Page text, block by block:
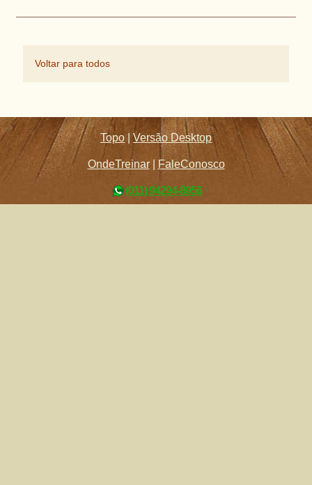
Voltar para todos
Topo |Versão Desktop
OndeTreinar| FaleConosco
(011) 94294-8956